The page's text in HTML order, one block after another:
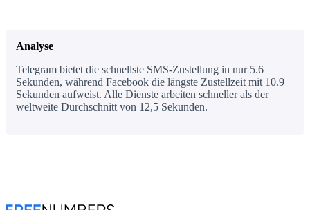
Analyse
Telegram bietet die schnellste SMS-Zustellung in nur 5.6
Sekunden, während Facebook die längste Zustellzeit mit 10.9
Sekunden aufweist. Alle Dienste arbeiten schneller als der
weltweite Durchschnitt von 12,5 Sekunden.